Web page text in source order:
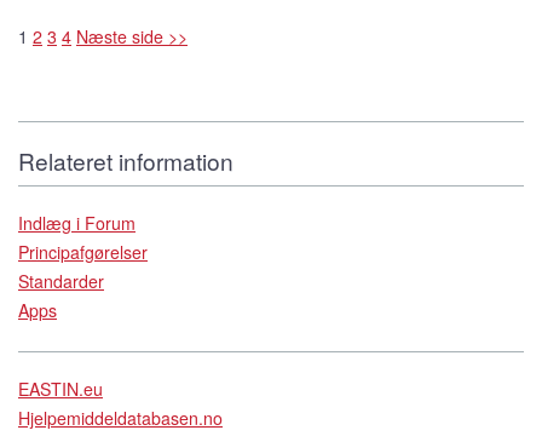
1 2 3 4 Næste side >>
Relateret information
Indlæg i Forum
Principafgørelser
Standarder
Apps
EASTIN.eu
Hjelpemiddeldatabasen.no